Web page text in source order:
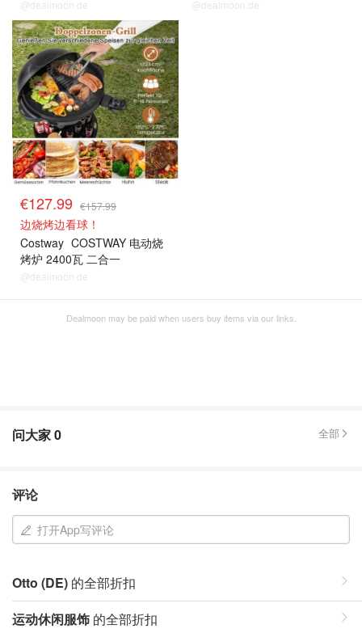
@dealmoon.de @dealmoon.de
€127.99 €157.99
边烧烤边看球！
Costway COSTWAY 电动烧
烤炉 2400瓦 二合一
@dealmoon.de
Dealmoon may be paid when users buy items via our links.
问大家0 全部
评论
打开App写评论
Otto (DE) 的全部折扣
运动休闲服饰 的全部折扣